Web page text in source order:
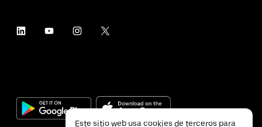
Este sitio web usa cookies de terceros para